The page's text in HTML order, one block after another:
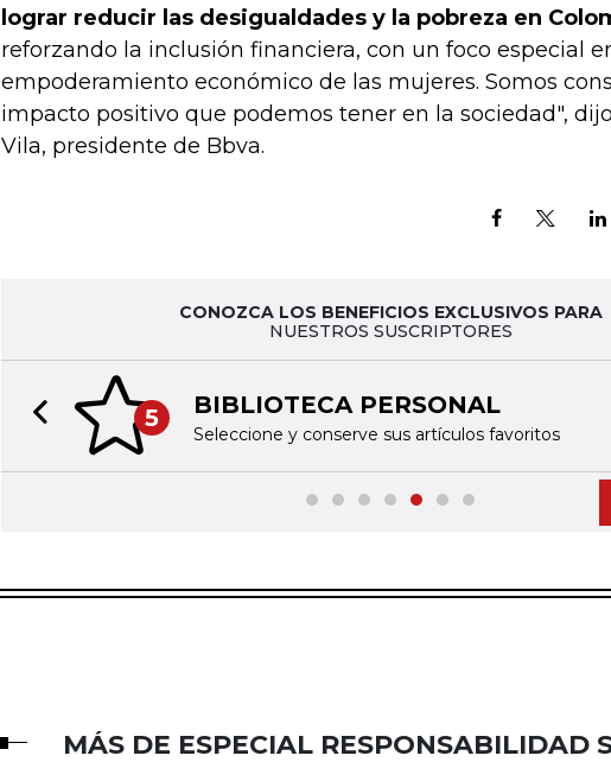
lograr reducir las desigualdades y la pobreza en
reforzando la inclusión financiera, con un foco especial
empoderamiento económico de las mujeres. Somos
impacto positivo que podemos tener en la sociedad",
Vila, presidente de Bbva.
CONOZCA LOS BENEFICIOS EXCLUSIVOS PARA
NUESTROS SUSCRIPTORES
5 BIBLIOTECA PERSONAL
Seleccione y conserve sus artículos favoritos
Previous slide
MÁS DE ESPECIAL RESPONSABILIDAD